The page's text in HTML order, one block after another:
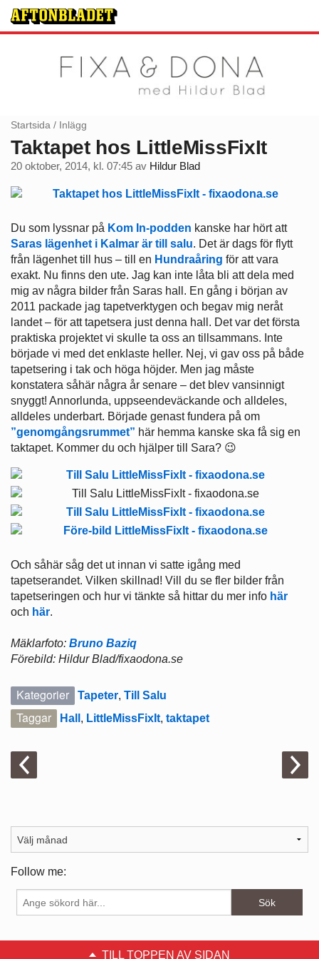
Startsida / Inlägg
Taktapet hos LittleMissFixIt
20 oktober, 2014, kl. 07:45 av Hildur Blad
Du som lyssnar på Kom In-podden kanske har hört att
Saras lägenhet i Kalmar är till salu. Det är dags för flytt
från lägenhet till hus – till en Hundraåring för att vara
exakt. Nu finns den ute. Jag kan inte låta bli att dela med
mig av några bilder från Saras hall. En gång i början av
2011 packade jag tapetverktygen och begav mig neråt
landet – för att tapetsera just denna hall. Det var det första
praktiska projektet vi skulle ta oss an tillsammans. Inte
började vi med det enklaste heller. Nej, vi gav oss på både
tapetsering i tak och höga höjder. Men jag måste
konstatera såhär några år senare – det blev vansinnigt
snyggt! Annorlunda, uppseendeväckande och alldeles,
alldeles underbart. Började genast fundera på om
”genomgångsrummet” här hemma kanske ska få sig en
taktapet. Kommer du och hjälper till Sara? 😉
Och såhär såg det ut innan vi satte igång med
tapetserandet. Vilken skillnad! Vill du se fler bilder från
tapetseringen och hur vi tänkte så hittar du mer info här
och här.
Mäklarfoto: Bruno Baziq
Förebild: Hildur Blad/fixaodona.se
Kategorier Tapeter, Till Salu
Taggar Hall , LittleMissFixIt, taktapet
Follow me:
TILL TOPPEN AV SIDAN